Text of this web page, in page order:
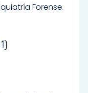
Forense.